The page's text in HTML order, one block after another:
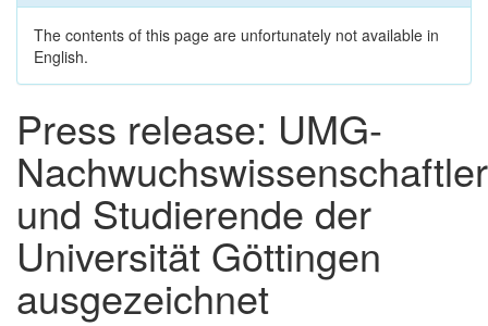
The contents of this page are unfortunately not available in
English.
Press release: UMG-
und Studierende der
Universität Göttingen
ausgezeichnet